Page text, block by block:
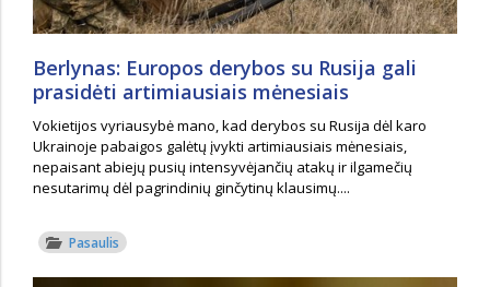
Berlynas: Europos derybos su Rusija gali
prasidėti artimiausiais mėnesiais
Vokietijos vyriausybė mano, kad derybos su Rusija dėl karo
Ukrainoje pabaigos galėtų įvykti artimiausiais mėnesiais,
nepaisant abiejų pusių intensyvėjančių atakų ir ilgamečių
nesutarimų dėl pagrindinių ginčytinų klausimų....
Pasaulis